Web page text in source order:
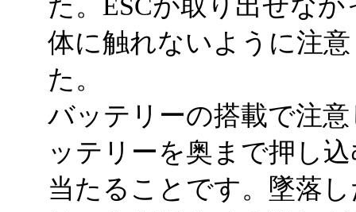
体に触れないように注
た。
バッテリーの搭載で注
ッテリーを奥まで押し
当たることです。墜落